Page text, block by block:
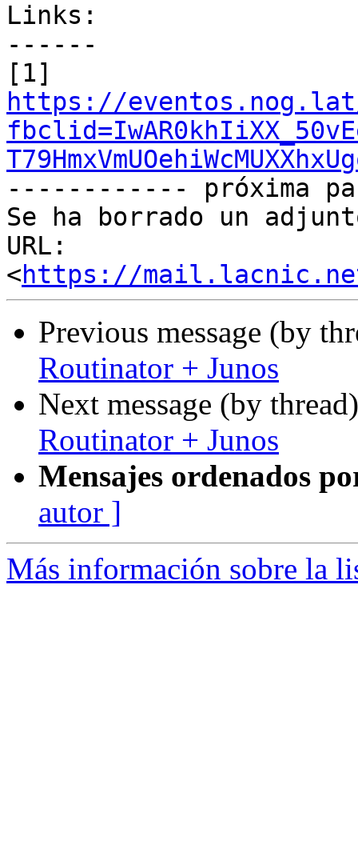
Links:
------
https://
------------ próxima
Se ha borrado un
URL:
<https://mail.lacnic.net/
Previous message (by
Routinator + Junos
Next message (by
Routinator + Junos
Mensajes ordenados
autor ]
Más información sobre la